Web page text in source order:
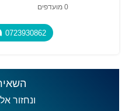
0 מועדפים
0723930862
ונחזור